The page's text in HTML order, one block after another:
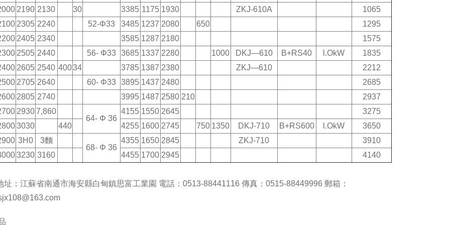
2190 2130 30 3385 1175 1930 ZKJ-610A
1065
2305 2240 52-Φ33 3485 1237 2080 650
1295
2405 2340 3585 1287 2180
1575
2505 2440 56- Φ33 3685 1337 2280 1000 DKJ—610 B+RS40 l.OkW
1835
2605 2540 40034 3785 1387 2380 ZKJ—610
2212
2705 2640 60- Φ33 3895 1437 2480
2685
2805 2740 3995 1487 2580 210
2937
2930 7,860
64- Φ 36
4155 1550 2645
3275
3030 440 4255 1600 2745 750 1350 DKJ-710 B+RS600 l.OkW
3650
3H0
3麵
68- Φ 36
4355 1650 2845 ZKJ-710
3910
3230 3160 4455 1700 2945 4140
址：江蘇省南通市海安縣白甸鎮思富工業園 電話：0513-88441116 傳真：0515-88449996 郵箱：